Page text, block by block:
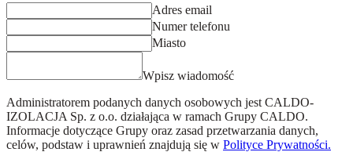
Adres email
Numer telefonu
Miasto
Wpisz wiadomość
Administratorem podanych danych osobowych jest CALDO-
IZOLACJA Sp. z o.o. działająca w ramach Grupy CALDO.
Informacje dotyczące Grupy oraz zasad przetwarzania danych,
celów, podstaw i uprawnień znajdują się w Polityce Prywatności.